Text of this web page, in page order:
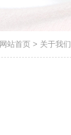
网站首页 > 关于我们